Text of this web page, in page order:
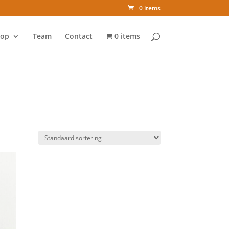
0 items
Team Contact 0 items